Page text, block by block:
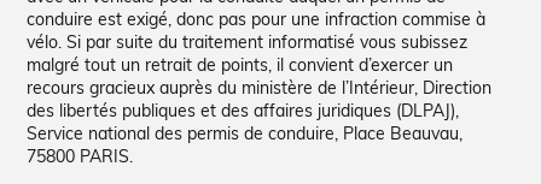
conduire est exigé, donc pas pour une infraction commise à
vélo. Si par suite du traitement informatisé vous subissez
malgré tout un retrait de points, il convient d’exercer un
recours gracieux auprès du ministère de l’Intérieur, Direction
des libertés publiques et des affaires juridiques (DLPAJ),
Service national des permis de conduire, Place Beauvau,
75800 PARIS.